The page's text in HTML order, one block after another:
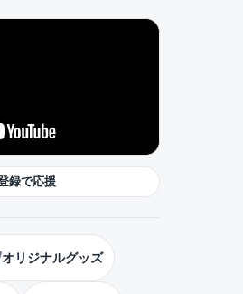
録で応援
オリジナルグッズ